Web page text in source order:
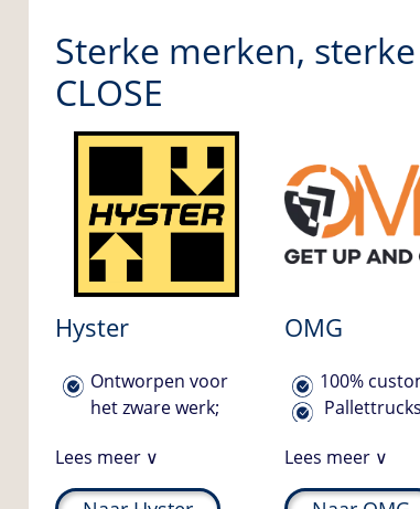
Sterke merken,
CLOSE
Hyster
Ontworpen voor
het zware werk;
technologische
ontwikkelingen
Lees meer ∨
OMG
100%
Meerweg
stapelaars
Lees meer ∨